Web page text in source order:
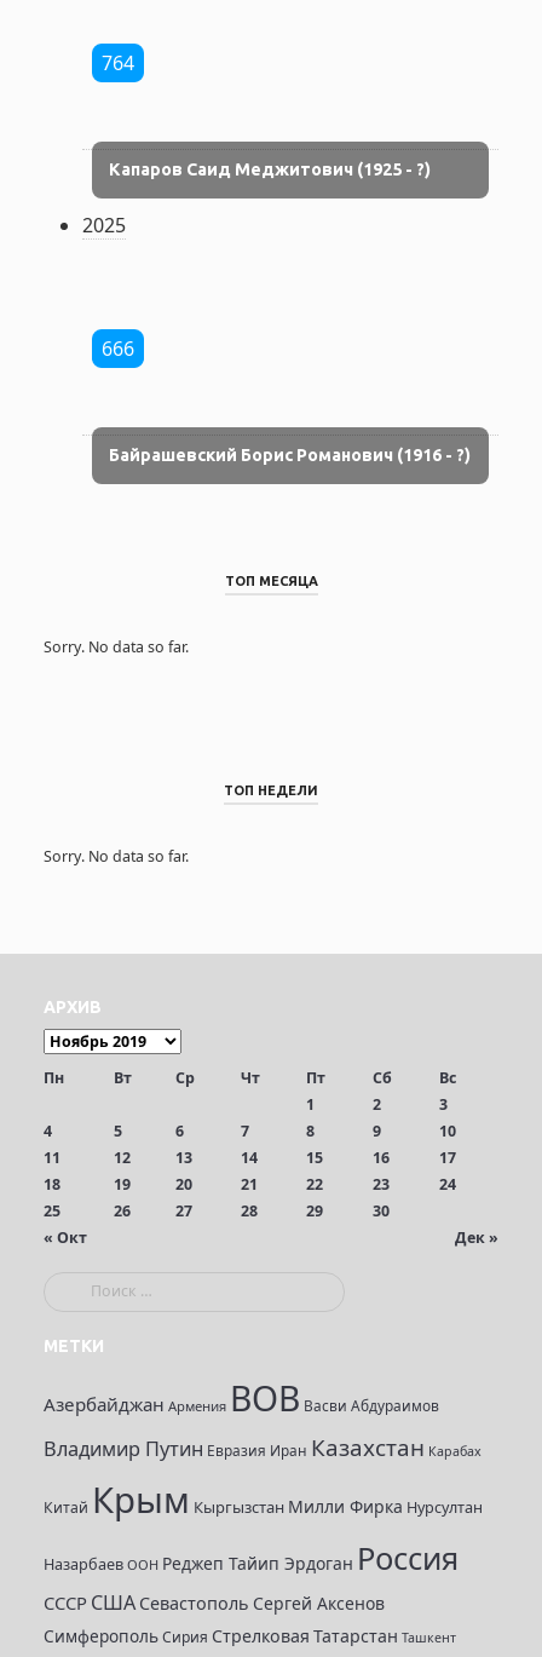
764
Капаров Саид Меджитович (1925 - ?)
2025
666
Байрашевский Борис Романович (1916 - ?)
ТОП МЕСЯЦА
Sorry. No data so far.
ТОП НЕДЕЛИ
Sorry. No data so far.
АРХИВ
Пн Вт Ср Чт Пт Сб Вс
« Окт Дек »
1 2
3
4
5 6 7 8 9
10
11
12 13 14 15 16
17
18
19 20 21 22 23
24
25
26 27 28 29 30
и
:
МЕТКИ
Азербайджан Армения ВОВ Васви Абдураимов
Владимир Путин Евразия Иран Казахстан Карабах
Китай Крым Кыргызстан Милли Фирка Нурсултан
Назарбаев ООН Реджеп Тайип Эрдоган Россия
СССР США Севастополь Сергей Аксенов
СимферопольСирия Стрелковая Татарстан Ташкент